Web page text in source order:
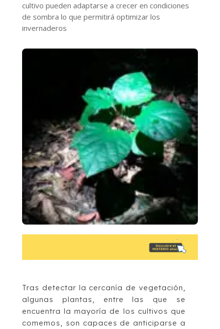
cultivo pueden adaptarse a crecer en condiciones
de sombra lo que permitirá optimizar los
invernaderos
Tras detectar la cercanía de vegetación,
algunas plantas, entre las que se
encuentra la mayoría de los cultivos que
comemos, son capaces de anticiparse a